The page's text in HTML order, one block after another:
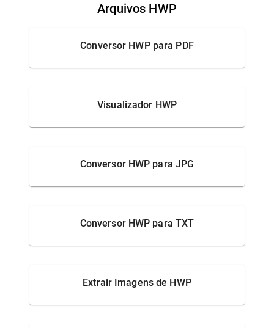
Arquivos HWP
Conversor HWP para PDF
Visualizador HWP
Conversor HWP para JPG
Conversor HWP para TXT
Extrair Imagens de HWP